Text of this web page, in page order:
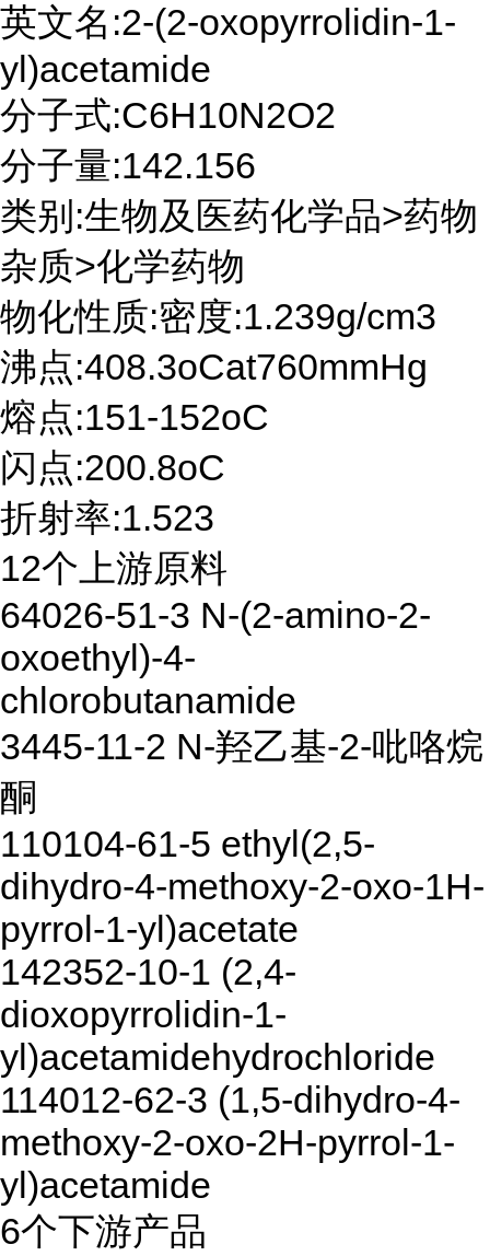
英文名:2-(2-oxopyrrolidin-1-
yl)acetamide
分子式:C6H10N2O2
分子量:142.156
类别:生物及医药化学品>药物
杂质>化学药物
物化性质:密度:1.239g/cm3
沸点:408.3oCat760mmHg
熔点:151-152oC
闪点:200.8oC
折射率:1.523
12个上游原料
64026-51-3 N-(2-amino-2-
oxoethyl)-4-
chlorobutanamide
3445-11-2 N-羟乙基-2-吡咯烷
酮
110104-61-5 ethyl(2,5-
dihydro-4-methoxy-2-oxo-1H-
pyrrol-1-yl)acetate
142352-10-1 (2,4-
dioxopyrrolidin-1-
yl)acetamidehydrochloride
114012-62-3 (1,5-dihydro-4-
methoxy-2-oxo-2H-pyrrol-1-
yl)acetamide
6个下游产品